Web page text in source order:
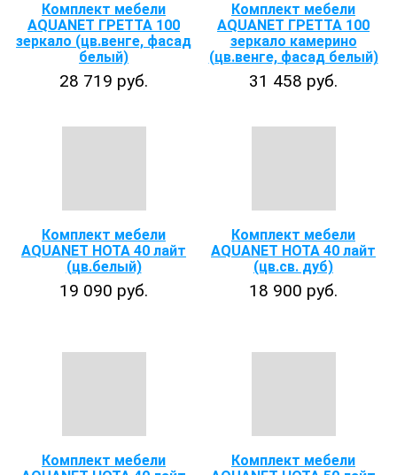
Комплект мебели
AQUANET ГРЕТТА 100
зеркало (цв.венге, фасад
белый)
28 719 руб.
Комплект мебели
AQUANET ГРЕТТА 100
зеркало камерино
(цв.венге, фасад белый)
31 458 руб.
Комплект мебели
AQUANET НОТА 40 лайт
(цв.белый)
19 090 руб.
Комплект мебели
AQUANET НОТА 40 лайт
(цв.св. дуб)
18 900 руб.
Комплект мебели
Комплект мебели